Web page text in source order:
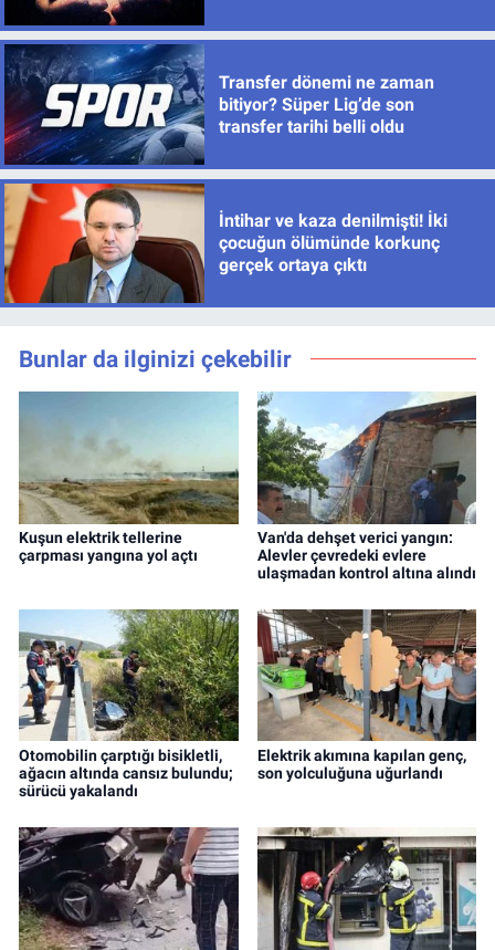
Transfer dönemi ne zaman
bitiyor? Süper Lig’de son
transfer tarihi belli oldu
İntihar ve kaza denilmişti! İki
çocuğun ölümünde korkunç
gerçek ortaya çıktı
Bunlar da ilginizi çekebilir
Kuşun elektrik tellerine
çarpması yangına yol açtı
Van'da dehşet verici yangın:
Alevler çevredeki evlere
ulaşmadan kontrol altına alındı
Otomobilin çarptığı bisikletli,
ağacın altında cansız bulundu;
sürücü yakalandı
Elektrik akımına kapılan genç,
son yolculuğuna uğurlandı